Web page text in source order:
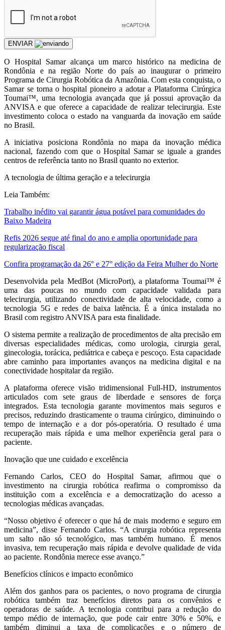
ENVIAR
O Hospital Samar alcança um marco histórico na medicina de
Rondônia e na região Norte do país ao inaugurar o primeiro
Programa de Cirurgia Robótica da Amazônia. Com esta conquista, o
Samar se torna o hospital pioneiro a adotar a Plataforma Cirúrgica
Toumai™, uma tecnologia avançada que já possui aprovação da
ANVISA e que oferece a capacidade de realizar telecirurgia. Este
investimento coloca o estado na vanguarda da inovação em saúde
no Brasil.
A iniciativa posiciona Rondônia no mapa da inovação médica
nacional, fazendo com que o Hospital Samar se iguale a grandes
centros de referência tanto no Brasil quanto no exterior.
A tecnologia de última geração e a telecirurgia
Leia Também:
Trabalho inédito vai garantir água potável para comunidades do
Baixo Madeira
Refis 2026 segue até final do ano e amplia oportunidade para
regularização fiscal
Confira programação da 26° e 27° edição da Feira Mulher do Norte
Desenvolvida pela MedBot (MicroPort), a plataforma Toumai™ é
uma das poucas no mundo com capacidade validada para
telecirurgia, utilizando conectividade de alta velocidade, como a
tecnologia 5G e redes de baixa latência. É a única instalada no
Brasil com registro ANVISA para esta finalidade.
O sistema permite a realização de procedimentos de alta precisão em
diversas especialidades médicas, como urologia, cirurgia geral,
ginecologia, torácica, pediátrica e cabeça e pescoço. Esta capacidade
abre caminho para importantes avanços na medicina digital e na
conectividade hospitalar da região.
A plataforma oferece visão tridimensional Full-HD, instrumentos
articulados com sete graus de liberdade e sensores de força
integrados. Esta tecnologia garante movimentos mais seguros e
precisos, reduzindo drasticamente o trauma cirúrgico, diminuindo o
tempo de internação e a dor pós-operatória. O resultado é uma
recuperação mais rápida e uma melhor experiência geral para o
paciente.
Inovação que une cuidado e excelência
Fernando Carlos, CEO do Hospital Samar, afirmou que o
investimento na cirurgia robótica reafirma o compromisso da
instituição com a excelência e a democratização do acesso a
tecnologias médicas avançadas.
“Nosso objetivo é oferecer o que há de mais moderno e seguro em
medicina”, disse Fernando Carlos. “A cirurgia robótica representa
um salto não só tecnológico, mas também humano. É menos
invasiva, tem recuperação mais rápida e devolve qualidade de vida
ao paciente. Rondônia merece esse avanço.”
Benefícios clínicos e impacto econômico
Além dos ganhos para os pacientes, o novo programa de cirurgia
robótica também traz benefícios diretos para os convênios e
operadoras de saúde. A tecnologia contribui para a redução do
tempo médio de internação, que pode cair entre 30% e 50%, e
também diminui a taxa de complicações e o número de